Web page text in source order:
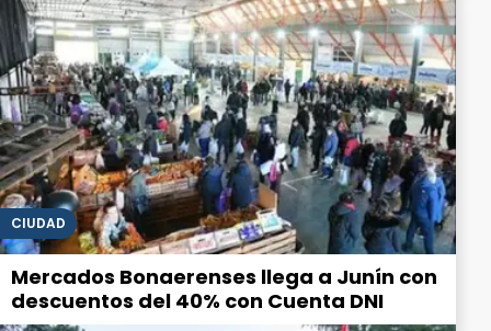
CIUDAD
Mercados Bonaerenses llega a Junín con
descuentos del 40% con Cuenta DNI